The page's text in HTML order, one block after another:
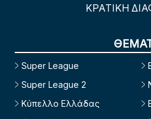
ΚΡΑΤΙΚΗ
Super League
Super League 2
Κύπελλο Ελλάδας